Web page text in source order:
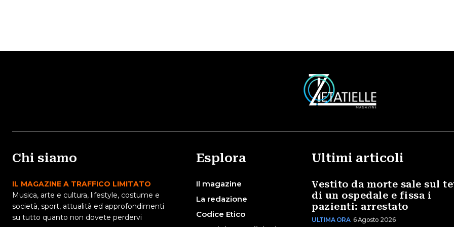
Chi siamo
IL MAGAZINE A TRAFFICO LIMITATO
Musica, arte e cultura, lifestyle, costume e
società, sport, attualità ed approfondimenti
su tutto quanto non dovete perdervi
Esplora
Il magazine
La redazione
Codice Etico
Ultimi articoli
Vestito da morte sale sul
di un ospedale e fissa i
pazienti: arrestato
ULTIMA ORA 6 Agosto 2026